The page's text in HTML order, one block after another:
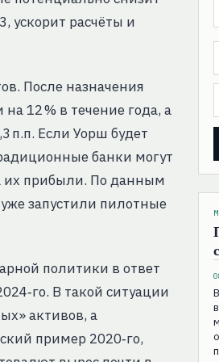
ускорит расчёты и
После назначения
12 % в течение года, а
п.п. Если Уорш будет
банки могут
их прибыли. По данным
запустили пилотные
политики в ответ
В такой ситуации
активов, а
пример 2020‑го,